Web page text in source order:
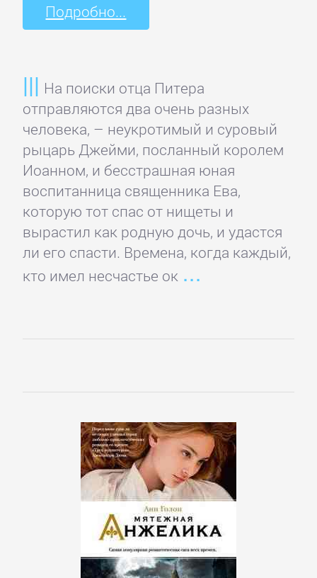
Подробно...
На поиски отца Питера
отправляются два очень разных
человека, – неукротимый и суровый
рыцарь Джейми, посланный королем
Иоанном, и бесстрашная юная
воспитанница священника Ева,
которую тот спас от нищеты и
вырастил как родную дочь, и удастся
ли его спасти. Времена, когда каждый,
кто имел несчастье ок
Управление